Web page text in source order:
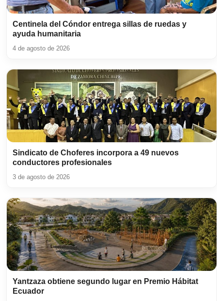
Centinela del Cóndor entrega sillas de ruedas y
ayuda humanitaria
4 de agosto de 2026
Sindicato de Choferes incorpora a 49 nuevos
conductores profesionales
3 de agosto de 2026
Yantzaza obtiene segundo lugar en Premio Hábitat
Ecuador